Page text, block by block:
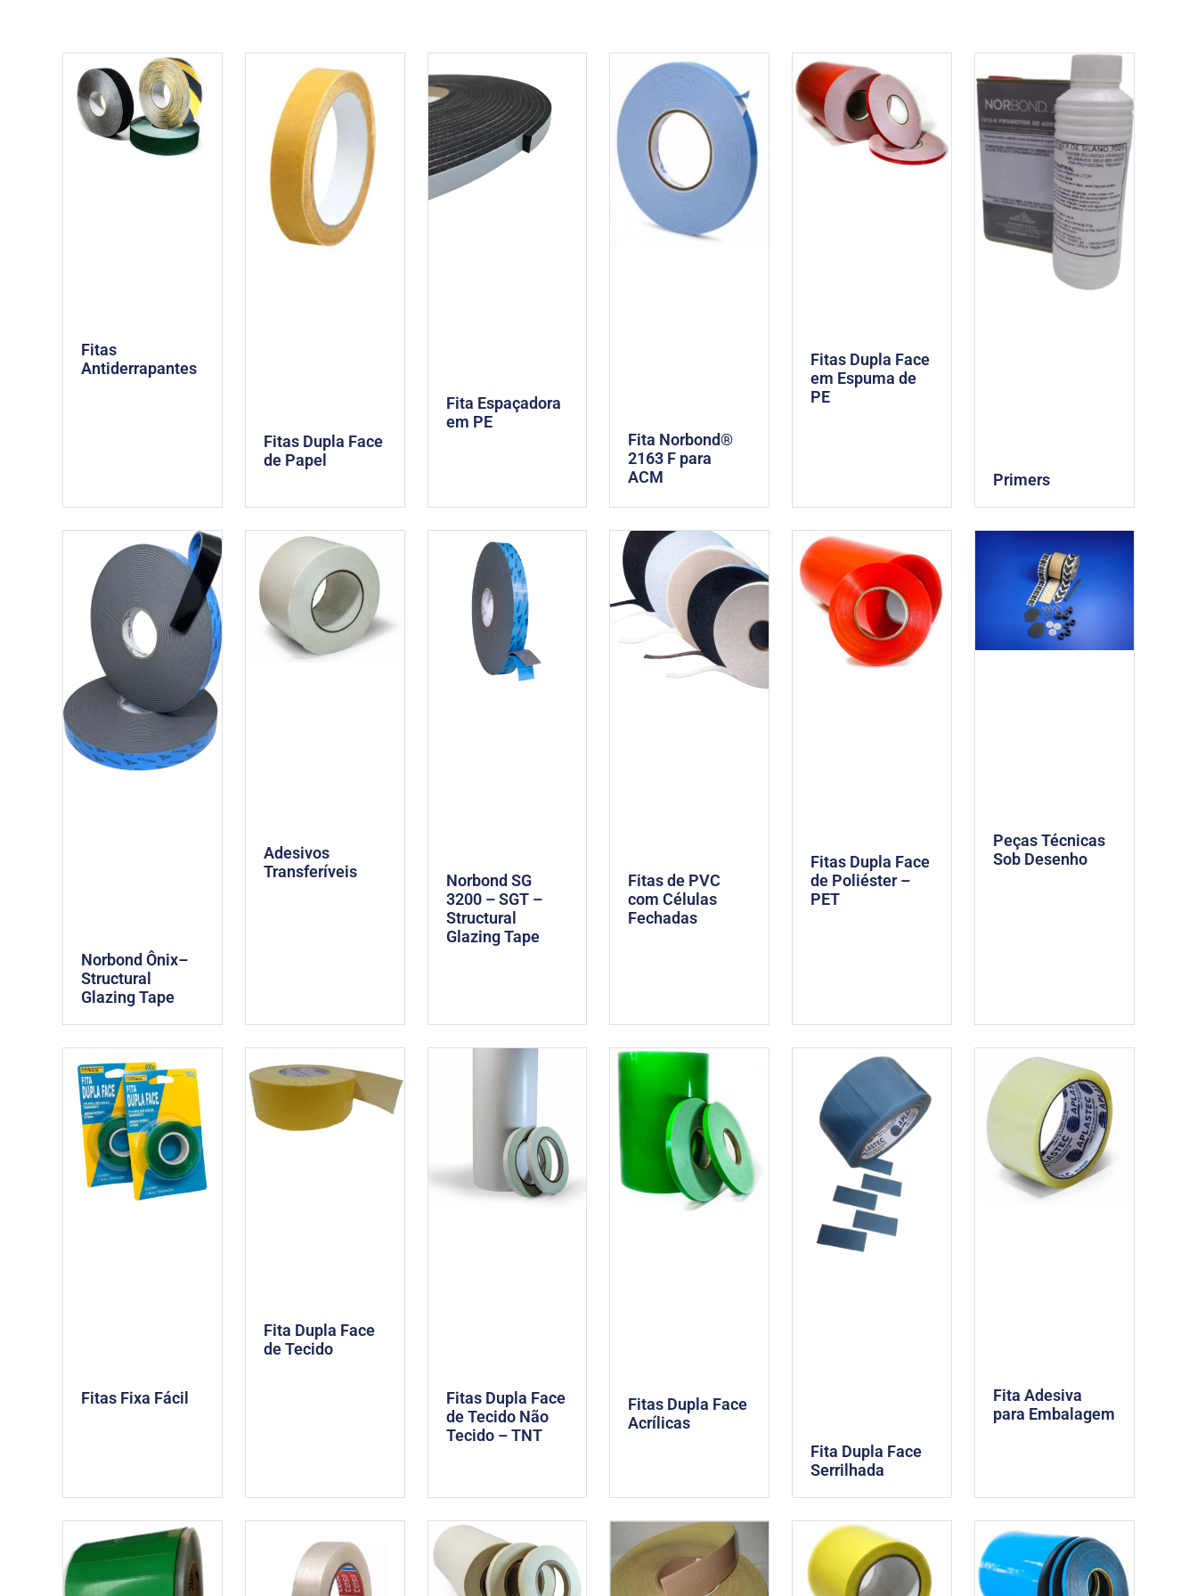
Fitas
Antiderrapantes
Fitas Dupla Face
de Papel
Fita Espaçadora
em PE
Fita Norbond®
2163 F para
ACM
Fitas Dupla Face
em Espuma de
PE
Primers
Norbond Ônix–
Structural
Glazing Tape
Adesivos
Transferíveis
Norbond SG
3200 – SGT –
Structural
Glazing Tape
Fitas de PVC
com Células
Fechadas
Fitas Dupla Face
de Poliéster –
PET
Peças Técnicas
Sob Desenho
Fitas Fixa Fácil
Fita Dupla Face
de Tecido
Fitas Dupla Face
de Tecido Não
Tecido – TNT
Fitas Dupla Face
Acrílicas
Fita Dupla Face
Serrilhada
Fita Adesiva
para Embalagem